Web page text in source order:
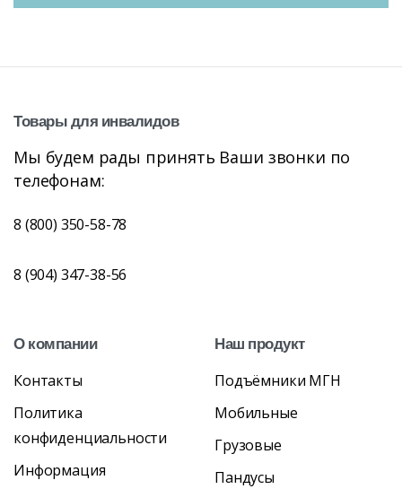
Товарыдля инвалидов
Мы будем рады принять Ваши звонки по
телефонам:
8 (800) 350-58-78
8 (904) 347-38-56
Окомпании
Контакты
Политика
конфиденциальности
Информация
Наш продукт
Подъёмники МГН
Мобильные
Грузовые
Пандусы